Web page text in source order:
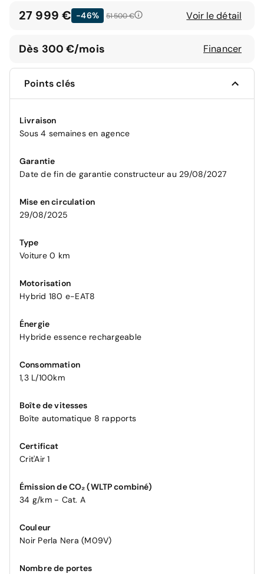
27 999 € -46% 51 500 € Voir le détail
Dès 300 €/mois Financer
Points clés
Livraison
Sous 4 semaines en agence
Garantie
Date de fin de garantie constructeur au 29/08/2027
Mise en circulation
29/08/2025
Type
Voiture 0 km
Motorisation
Hybrid 180 e-EAT8
Énergie
Hybride essence rechargeable
Consommation
1,3 L/100km
Boîte de vitesses
Boîte automatique 8 rapports
Certificat
Crit'Air 1
Émission de CO₂ (WLTP combiné)
34 g/km - Cat. A
Couleur
Noir Perla Nera (M09V)
Nombre de portes